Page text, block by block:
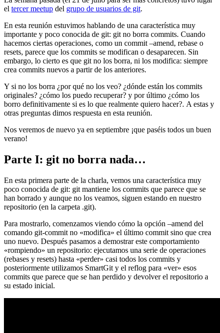
el tercer meetup del grupo de usuarios de git.
En esta reunión estuvimos hablando de una característica muy
importante y poco conocida de git: git no borra commits. Cuando
hacemos ciertas operaciones, como un commit –amend, rebase o
resets, parece que los commits se modifican o desaparecen. Sin
embargo, lo cierto es que git no los borra, ni los modifica: siempre
crea commits nuevos a partir de los anteriores.
Y si no los borra ¿por qué no los veo? ¿dónde están los commits
originales? ¿cómo los puedo recuperar? y por último ¿cómo los
borro definitivamente si es lo que realmente quiero hacer?. A estas y
otras preguntas dimos respuesta en esta reunión.
Nos veremos de nuevo ya en septiembre ¡que paséis todos un buen
verano!
Parte I: git no borra nada…
En esta primera parte de la charla, vemos una característica muy
poco conocida de git: git mantiene los commits que parece que se
han borrado y aunque no los veamos, siguen estando en nuestro
repositorio (en la carpeta .git).
Para mostrarlo, comenzamos viendo cómo la opción –amend del
comando git-commit no «modifica» el último commit sino que crea
uno nuevo. Después pasamos a demostrar este comportamiento
«rompiendo» un repositorio: ejecutamos una serie de operaciones
(rebases y resets) hasta «perder» casi todos los commits y
posteriormente utilizamos SmartGit y el reflog para «ver» esos
commits que parece que se han perdido y devolver el repositorio a
su estado inicial.